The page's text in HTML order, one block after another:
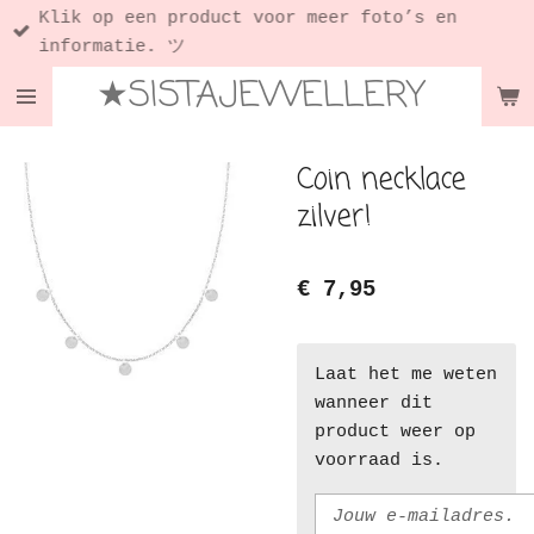
Ga
direct
de
★SISTAJEWELLERY
Klik op een product voor meer foto’s en
informatie. ツ
Coin necklace
zilver!
€ 7,95
Laat het me weten
wanneer dit
product weer op
voorraad is.